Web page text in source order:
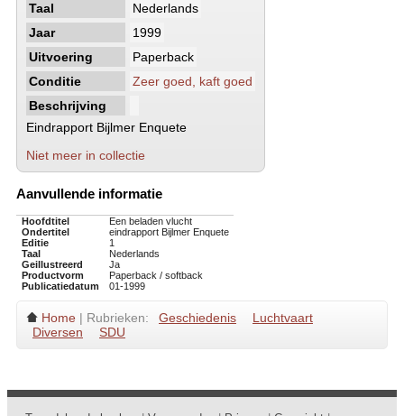
Taal
Nederlands
Jaar
1999
Uitvoering
Paperback
Conditie
Zeer goed, kaft goed
Beschrijving
Eindrapport Bijlmer Enquete
Niet meer in collectie
Aanvullende informatie
Hoofdtitel
Een beladen vlucht
Ondertitel
eindrapport Bijlmer Enquete
Editie
1
Taal
Nederlands
Geillustreerd
Ja
Productvorm
Paperback / softback
Publicatiedatum
01-1999
Home | Rubrieken: Geschiedenis
Luchtvaart
Diversen
SDU